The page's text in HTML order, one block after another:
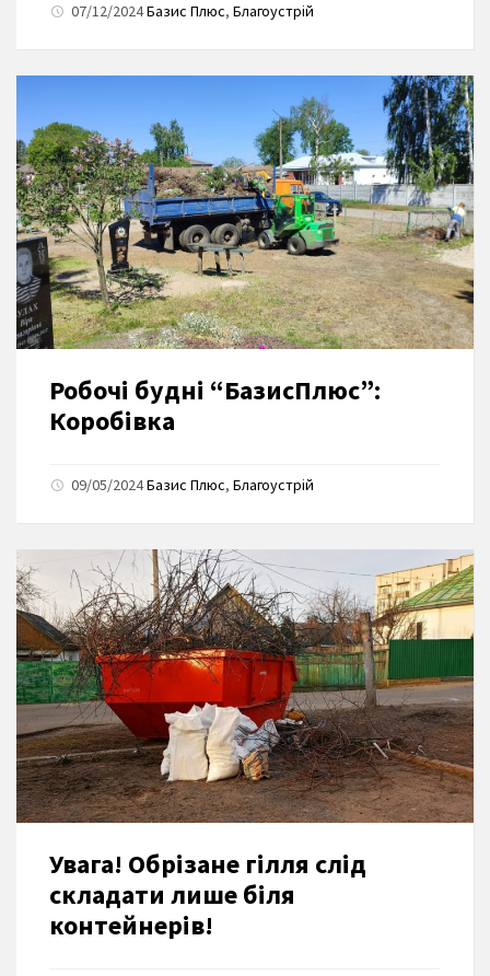
07/12/2024Базис Плюс, Благоустрій
Робочі будні “БазисПлюс”:
Коробівка
09/05/2024Базис Плюс, Благоустрій
Увага! Обрізане гілля слід
складати лише біля
контейнерів!